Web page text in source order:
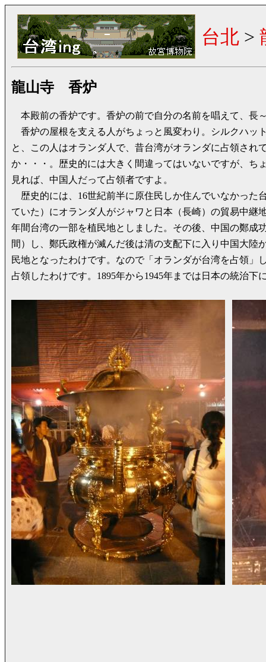
台北 >
龍山寺 香炉
本殿前の香炉です。香炉の前で自分の名前を唱えて、長
香炉の屋根を支える人がちょっと風変わり。シルクハッ
と、この人はオランダ人で、昔台湾がオランダに占領され
か・・・。歴史的には大きく間違ってはいないですが、ち
見れば、中国人だって占領者ですよ。
歴史的には、16世紀前半に原住民しか住んでいなかった
ていた）にオランダ人がジャワと日本（長崎）の貿易中継
年間台湾の一部を植民地としました。その後、中国の鄭成
間）し、鄭氏政権が滅んだ後は清の支配下に入り中国大陸
民地となったわけです。なので「オランダが台湾を占領」
占領したわけです。1895年から1945年までは日本の統治下